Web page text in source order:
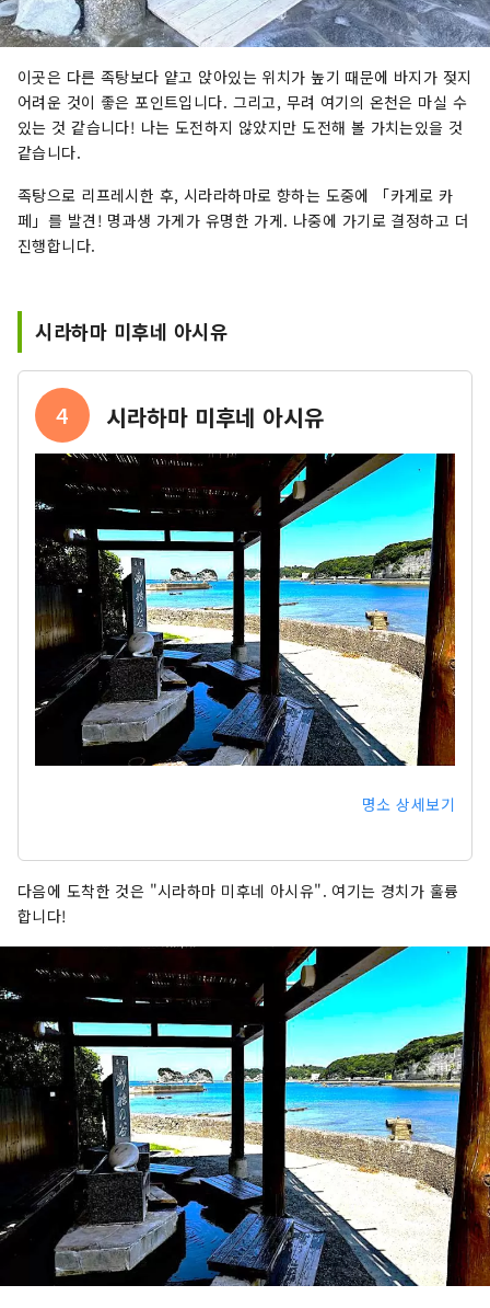
이곳은 다른 족탕보다 얕고 앉아있는 위치가 높기 때문에 바지가 젖지
어려운 것이 좋은 포인트입니다. 그리고, 무려 여기의 온천은 마실 수
있는 것 같습니다! 나는 도전하지 않았지만 도전해 볼 가치는있을 것
같습니다.
족탕으로 리프레시한 후, 시라라하마로 향하는 도중에 「카게로 카
페」를 발견! 명과생 가게가 유명한 가게. 나중에 가기로 결정하고 더
진행합니다.
시라하마 미후네 아시유
4 시라하마 미후네 아시유
명소 상세보기
다음에 도착한 것은 "시라하마 미후네 아시유". 여기는 경치가 훌륭
합니다!